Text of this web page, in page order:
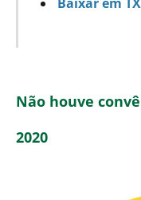
Não houve
2020